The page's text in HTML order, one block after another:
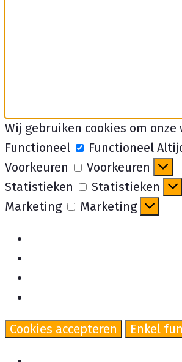
Wij gebruiken cookies om
Functioneel
Functioneel
Voorkeuren
Voorkeuren
Statistieken
Statistieken
Marketing
Marketing
Cookies accepteren Enkel